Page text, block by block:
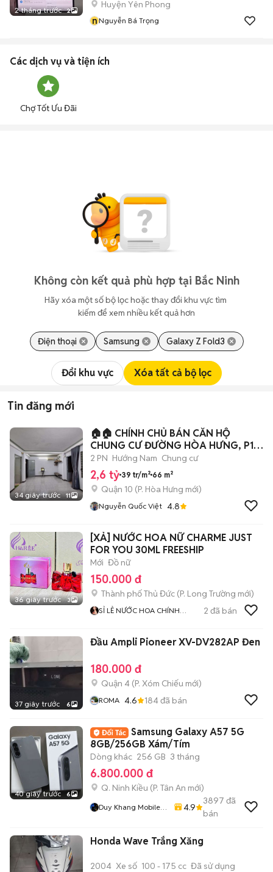
2 tháng trước 2
Huyện Yên Phong
nNguyễn Bá Trọng
Các dịch vụ và tiện ích
Chợ Tốt Ưu Đãi
Không còn kết quả phù hợp tại Bắc Ninh
Hãy xóa một số bộ lọc hoặc thay đổi khu vực tìm
kiếm để xem nhiều kết quả hơn
Điện thoại Samsung Galaxy Z Fold3
Đổi khu vực Xóa tất cả bộ lọc
Tin đăng mới
34 giây trước 11
🏠🏠 CHÍNH CHỦ BÁN CĂN HỘ
CHUNG CƯ ĐƯỜNG HÒA HƯNG, P12,
Q10
2 PN Hướng Nam Chung cư
2,6 tỷ 39 tr/m² 66 m²
Quận 10 (P. Hòa Hưng mới)
Nguyễn Quốc Việt 4.8
36 giây trước 3
[XẢ] NƯỚC HOA NỮ CHARME JUST
FOR YOU 30ML FREESHIP
Mới Đồ nữ
150.000 đ
Thành phố Thủ Đức (P. Long Trường mới)
SỈ LẺ NƯỚC HOA CHÍNH
2 đã bán
37 giây trước 6
Đầu Ampli Pioneer XV-DV282AP Đen
180.000 đ
Quận 4 (P. Xóm Chiếu mới)
ROMA 4.6 184đã bán
40 giây trước 6
Samsung Galaxy A57 5G
8GB/256GB Xám/Tím
Dòng khác 256 GB 3 tháng
6.800.000 đ
Q. Ninh Kiều (P. Tân An mới)
Duy Khang Mobile
4.9
3897 đã
bán
Honda Wave Trắng Xăng
2004 Xe số 100 - 175 cc Đã sử dụng